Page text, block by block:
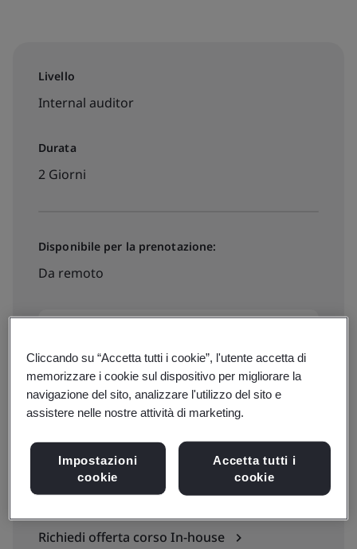
Livello
Internal auditor
Durata
2 Giorni
Disponibile per la prenotazione:
Da remoto
Date, prezzi e iscrizioni
Disponibile per preventivo:
In-house
Richiedi offerta corso In-house
Cliccando su “Accetta tutti i cookie”, l'utente accetta di
memorizzare i cookie sul dispositivo per migliorare la
navigazione del sito, analizzare l'utilizzo del sito e
assistere nelle nostre attività di marketing.
Impostazioni
cookie
Accetta tutti i
cookie